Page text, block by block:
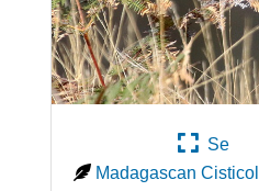
Se
Madagascan